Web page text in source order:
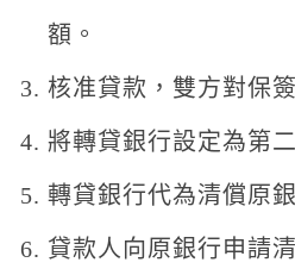
額。
核准貸款，雙方對保簽
將轉貸銀行設定為第
轉貸銀行代為清償原
貸款人向原銀行申請